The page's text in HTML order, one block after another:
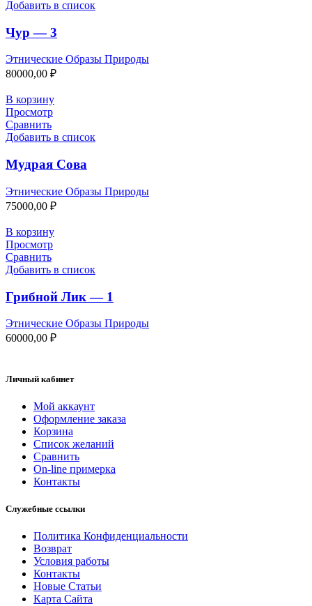
Добавить в список
Чур — 3
Этнические Образы Природы
80000,00 ₽
В корзину
Просмотр
Сравнить
Добавить в список
Мудрая Сова
Этнические Образы Природы
75000,00 ₽
В корзину
Просмотр
Сравнить
Добавить в список
Грибной Лик — 1
Этнические Образы Природы
60000,00 ₽
Личный кабинет
Мой аккаунт
Оформление заказа
Корзина
Список желаний
Сравнить
On-line примерка
Контакты
Служебные ссылки
Политика Конфиденциальности
Возврат
Условия работы
Контакты
Новые Статьи
Карта Сайта